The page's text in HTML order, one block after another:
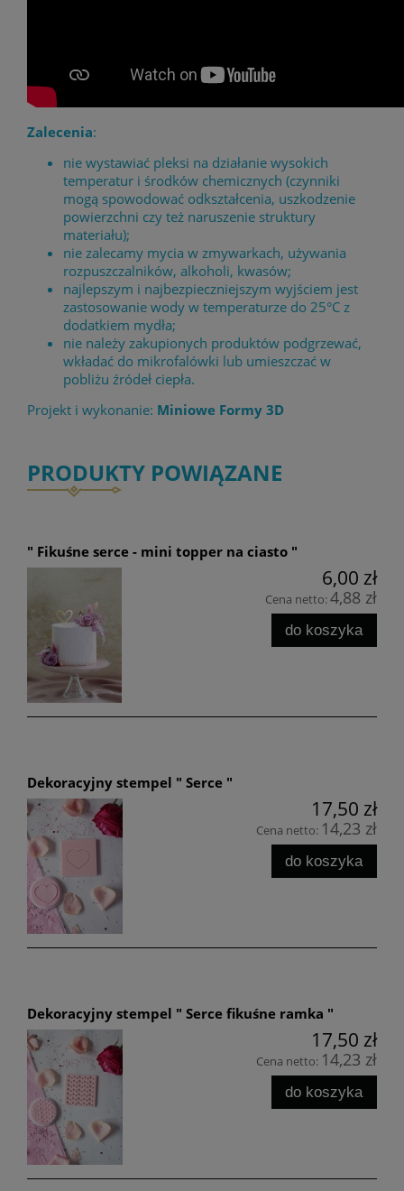
Zalecenia:
nie wystawiać pleksi na działanie wysokich
temperatur i środków chemicznych (czynniki
mogą spowodować odkształcenia, uszkodzenie
powierzchni czy też naruszenie struktury
materiału);
nie zalecamy mycia w zmywarkach, używania
rozpuszczalników, alkoholi, kwasów;
najlepszym i najbezpieczniejszym wyjściem jest
zastosowanie wody w temperaturze do 25°C z
dodatkiem mydła;
nie należy zakupionych produktów podgrzewać,
wkładać do mikrofalówki lub umieszczać w
pobliżu źródeł ciepła.
Projekt i wykonanie: Miniowe Formy 3D
PRODUKTY POWIĄZANE
" Fikuśne serce - mini topper na ciasto "
6,00 zł
Cena netto:4,88 zł
do koszyka
Dekoracyjny stempel " Serce "
17,50 zł
Cena netto: 14,23 zł
do koszyka
Dekoracyjny stempel " Serce fikuśne ramka "
17,50 zł
Cena netto: 14,23 zł
do koszyka